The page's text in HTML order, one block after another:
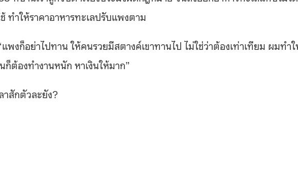
ทำให้ราคาอาหารทะเลปรับแพงตาม
พงก็อย่าไปทาน ให้คนรวยมีสตางค์เขาทานไป ไม่ใช่ว่าต้องเท่าเทียม ผมทำ
ต้องทำงานหนัก หาเงินให้มาก”
สักตัวละยัง?